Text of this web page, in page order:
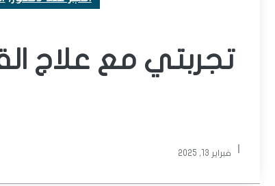
تجربتي مع علاج
فبراير 13, 2025